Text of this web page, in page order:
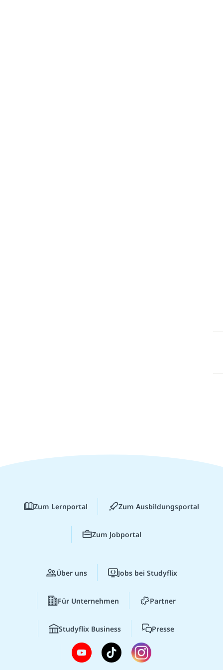
Zum Lernportal Zum Ausbildungsportal
Zum Jobportal
Über uns Jobs bei Studyflix
Für Unternehmen Partner
Studyflix Business Presse